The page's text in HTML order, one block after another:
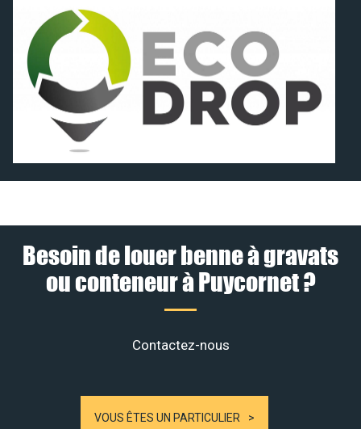
Besoin de louer benne à gravats
ou conteneur à Puycornet ?
Contactez-nous
VOUS ÊTES UN PARTICULIER